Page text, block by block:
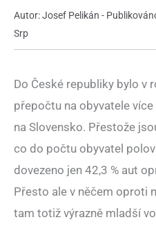
Autor: Josef Pelikán -
Srp
Do České republiky bylo v
přepočtu na obyvatele
na Slovensko. Přestože
co do počtu obyvatel
dovezeno jen 42,3 % aut
Přesto ale v něčem oproti
tam totiž výrazně mladší